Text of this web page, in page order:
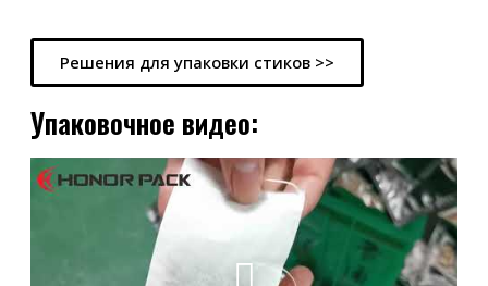
Решения для упаковки стиков >>
Упаковочное видео: